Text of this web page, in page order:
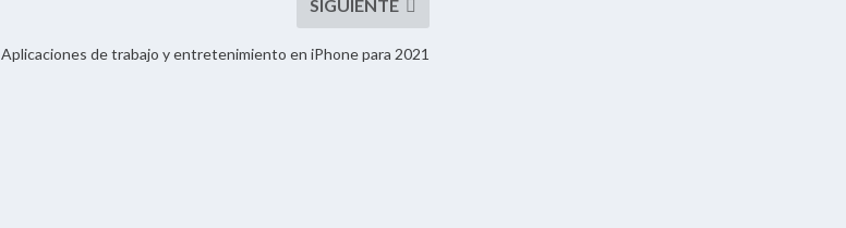
Aplicaciones de trabajo y entretenimiento en iPhone para 2021